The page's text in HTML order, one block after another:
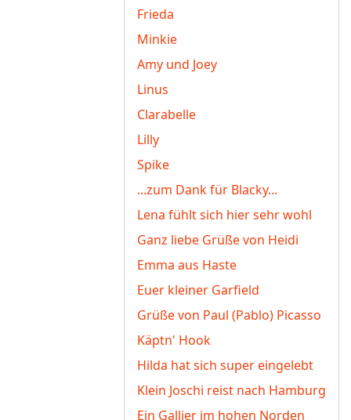
Frieda
Minkie
Amy und Joey
Linus
Clarabelle
Lilly
Spike
...zum Dank für Blacky...
Lena fühlt sich hier sehr wohl
Ganz liebe Grüße von Heidi
Emma aus Haste
Euer kleiner Garfield
Grüße von Paul (Pablo) Picasso
Käptn' Hook
Hilda hat sich super eingelebt
Klein Joschi reist nach Hamburg
Ein Gallier im hohen Norden